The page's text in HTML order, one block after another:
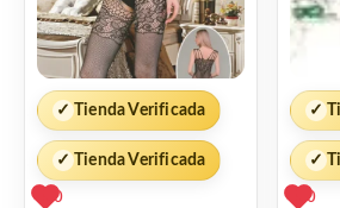
✓ Tienda Verificada
✓ Tienda Verificada
0
✓
✓
0